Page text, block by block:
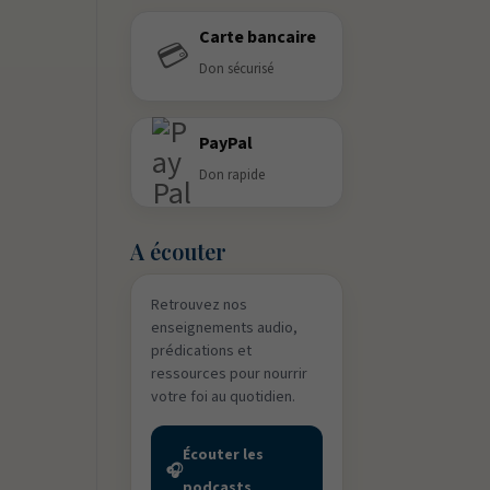
💳 Carte bancaire
Don sécurisé
PayPal
Don rapide
A écouter
Retrouvez nos
enseignements audio,
prédications et
ressources pour nourrir
votre foi au quotidien.
🎧
Écouter les